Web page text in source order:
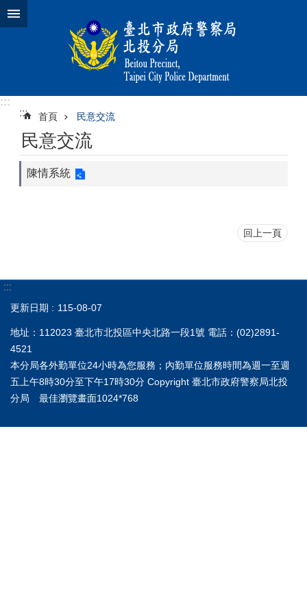
跳到主要內容區塊
:::
:::
首頁 民意交流
民意交流
陳情系統
回上一頁
:::
更新日期 115-08-07
地址：112023 臺北市北投區中央北路一段1號 電話：(02)2891-
4521
本分局各外勤單位24小時為您服務；內勤單位服務時間為週一至週
五上午8時30分至下午17時30分 Copyright 臺北市政府警察局北投
分局 最佳瀏覽畫面1024*768